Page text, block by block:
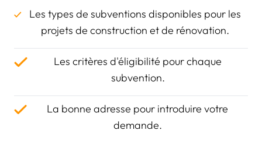
Les types de subventions disponibles pour les
projets de construction et de rénovation.
Les critères d'éligibilité pour chaque
subvention.
La bonne adresse pour introduire votre
demande.